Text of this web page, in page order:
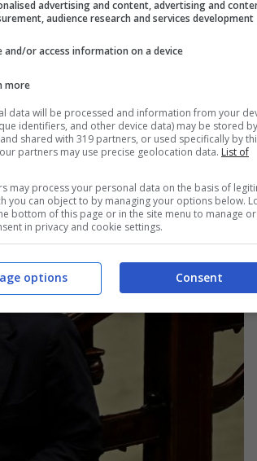
dal 2010, un anno dopo la
cinquemila anime sui Monti
Ciarmatore
advertising and content, advertising and
audience research and services development
and/or access information on a device
more
data will be processed and information from your
identifiers, and other device data) may be stored
shared with 319 partners, or used specifically by
partners may use precise geolocation data. List of
may process your personal data on the basis of
you can object to by managing your options below.
bottom of this page or in the site menu to manage or
in privacy and cookie settings.
Consent
options